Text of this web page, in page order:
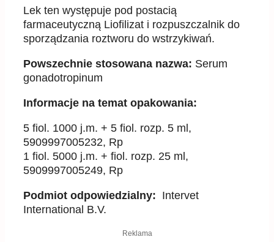
Lek ten występuje pod postacią
farmaceutyczną Liofilizat i rozpuszczalnik do
sporządzania roztworu do wstrzykiwań.
Powszechnie stosowana nazwa: Serum
gonadotropinum
Informacje na temat opakowania:
5 fiol. 1000 j.m. + 5 fiol. rozp. 5 ml,
5909997005232, Rp
1 fiol. 5000 j.m. + fiol. rozp. 25 ml,
5909997005249, Rp
Podmiot odpowiedzialny: Intervet
International B.V.
Reklama